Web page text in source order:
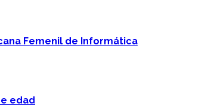
Femenil de Informática
edad